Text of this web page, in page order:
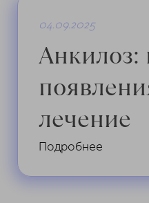
04.09.2025
Анкилоз:
лечение
Подробнее